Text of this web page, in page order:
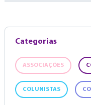
Categorias
ASSOCIAÇÕES
COLUNISTAS